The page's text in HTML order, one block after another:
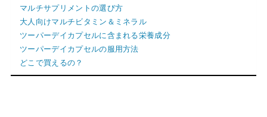
マルチサプリメントの選び方
大人向けマルチビタミン＆ミネラル
ツーパーデイカプセルに含まれる栄養成分
ツーパーデイカプセルの服用方法
どこで買えるの？